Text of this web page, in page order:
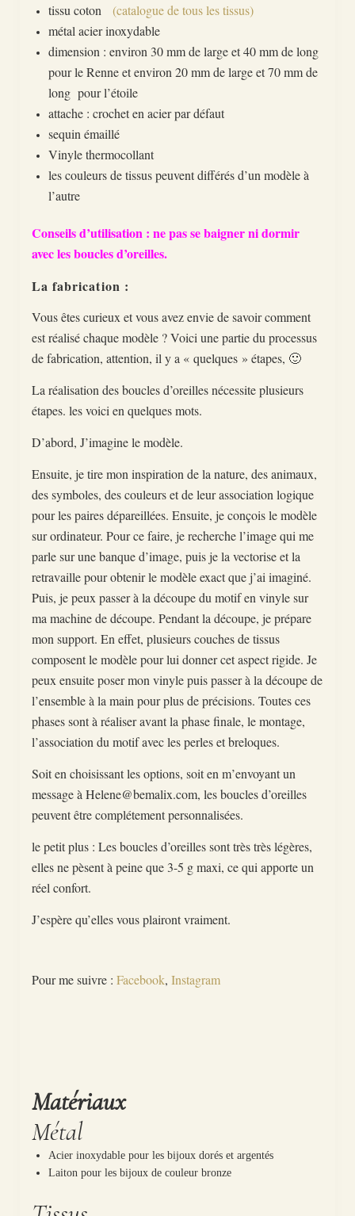
tissu coton (catalogue de tous les tissus)
métal acier inoxydable
dimension : environ 30 mm de large et 40 mm de long
pour le Renne et environ 20 mm de large et 70 mm de
long pour l’étoile
attache : crochet en acier par défaut
sequin émaillé
Vinyle thermocollant
les couleurs de tissus peuvent différés d’un modèle à
l’autre
Conseils d’utilisation : ne pas se baigner ni dormir
avec les boucles d’oreilles.
La fabrication :
Vous êtes curieux et vous avez envie de savoir comment
est réalisé chaque modèle ? Voici une partie du processus
de fabrication, attention, il y a « quelques » étapes, 🙂
La réalisation des boucles d’oreilles nécessite plusieurs
étapes. les voici en quelques mots.
D’abord, J’imagine le modèle.
Ensuite, je tire mon inspiration de la nature, des animaux,
des symboles, des couleurs et de leur association logique
pour les paires dépareillées. Ensuite, je conçois le modèle
sur ordinateur. Pour ce faire, je recherche l’image qui me
parle sur une banque d’image, puis je la vectorise et la
retravaille pour obtenir le modèle exact que j’ai imaginé.
Puis, je peux passer à la découpe du motif en vinyle sur
ma machine de découpe. Pendant la découpe, je prépare
mon support. En effet, plusieurs couches de tissus
composent le modèle pour lui donner cet aspect rigide. Je
peux ensuite poser mon vinyle puis passer à la découpe de
l’ensemble à la main pour plus de précisions. Toutes ces
phases sont à réaliser avant la phase finale, le montage,
l’association du motif avec les perles et breloques.
Soit en choisissant les options, soit en m’envoyant un
message à Helene@bemalix.com, les boucles d’oreilles
peuvent être complétement personnalisées.
le petit plus : Les boucles d’oreilles sont très très légères,
elles ne pèsent à peine que 3-5 g maxi, ce qui apporte un
réel confort.
J’espère qu’elles vous plairont vraiment.
Pour me suivre : Facebook, Instagram
Matériaux
Métal
Acier inoxydable pour les bijoux dorés et argentés
Laiton pour les bijoux de couleur bronze